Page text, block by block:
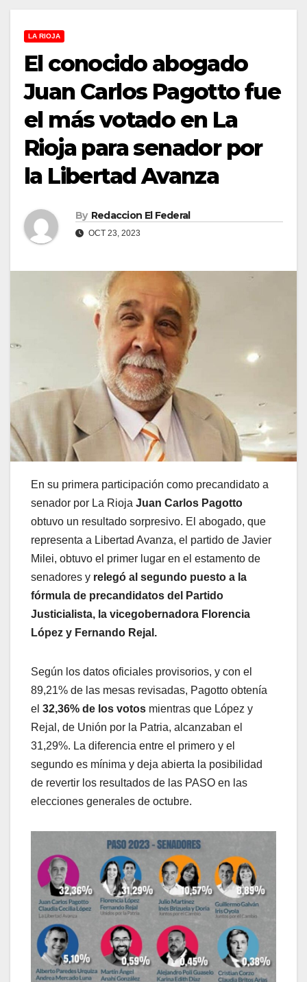
LA RIOJA
El conocido abogado
Juan Carlos Pagotto fue
el más votado en La
Rioja para senador por
la Libertad Avanza
By Redaccion El Federal
OCT 23, 2023
En su primera participación como precandidato a
senador por La Rioja Juan Carlos Pagotto
obtuvo un resultado sorpresivo. El abogado, que
representa a Libertad Avanza, el partido de Javier
Milei, obtuvo el primer lugar en el estamento de
senadores y relegó al segundo puesto a la
fórmula de precandidatos del Partido
Justicialista, la vicegobernadora Florencia
López y Fernando Rejal.
Según los datos oficiales provisorios, y con el
89,21% de las mesas revisadas, Pagotto obtenía
el 32,36% de los votos mientras que López y
Rejal, de Unión por la Patria, alcanzaban el
31,29%. La diferencia entre el primero y el
segundo es mínima y deja abierta la posibilidad
de revertir los resultados de las PASO en las
elecciones generales de octubre.